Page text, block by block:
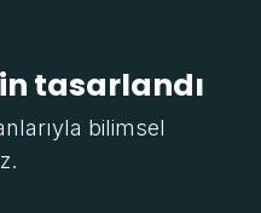
tasarlandı
bilimsel